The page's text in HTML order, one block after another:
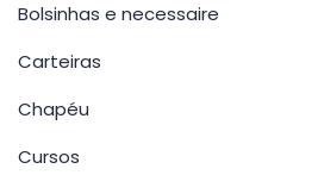
Bolsinhas e necessaire
Carteiras
Chapéu
Cursos